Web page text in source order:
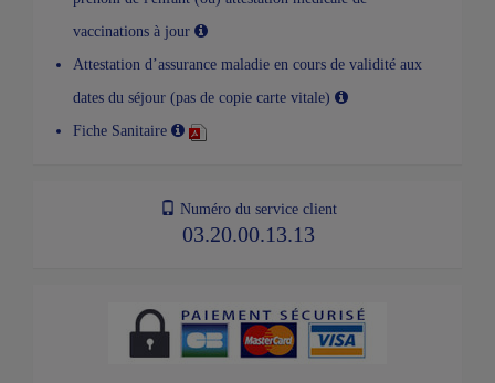
vaccinations à jour
Attestation d’assurance maladie en cours de validité aux
dates du séjour (pas de copie carte vitale)
Fiche Sanitaire
Numéro du service client
03.20.00.13.13